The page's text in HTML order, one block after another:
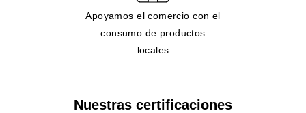
Apoyamos el comercio con el
consumo de productos
locales
Nuestras certificaciones